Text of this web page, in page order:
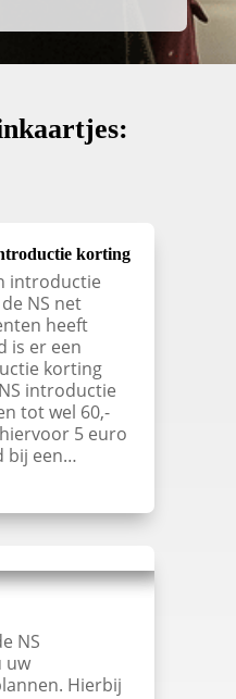
korting
introductie
NS net
heeft
is er een
korting
introductie
tot wel 60,-
5 euro
bij een…
NS
uw
Hierbij